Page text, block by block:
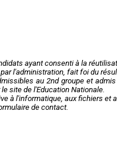
ayant consenti à la
l'administration, fait foi du
au 2nd groupe et
site de l'Education Nationale.
à l'informatique, aux fichiers et
de contact.